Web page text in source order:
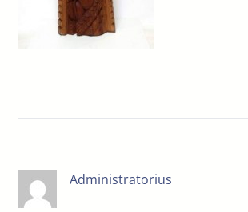
Administratorius